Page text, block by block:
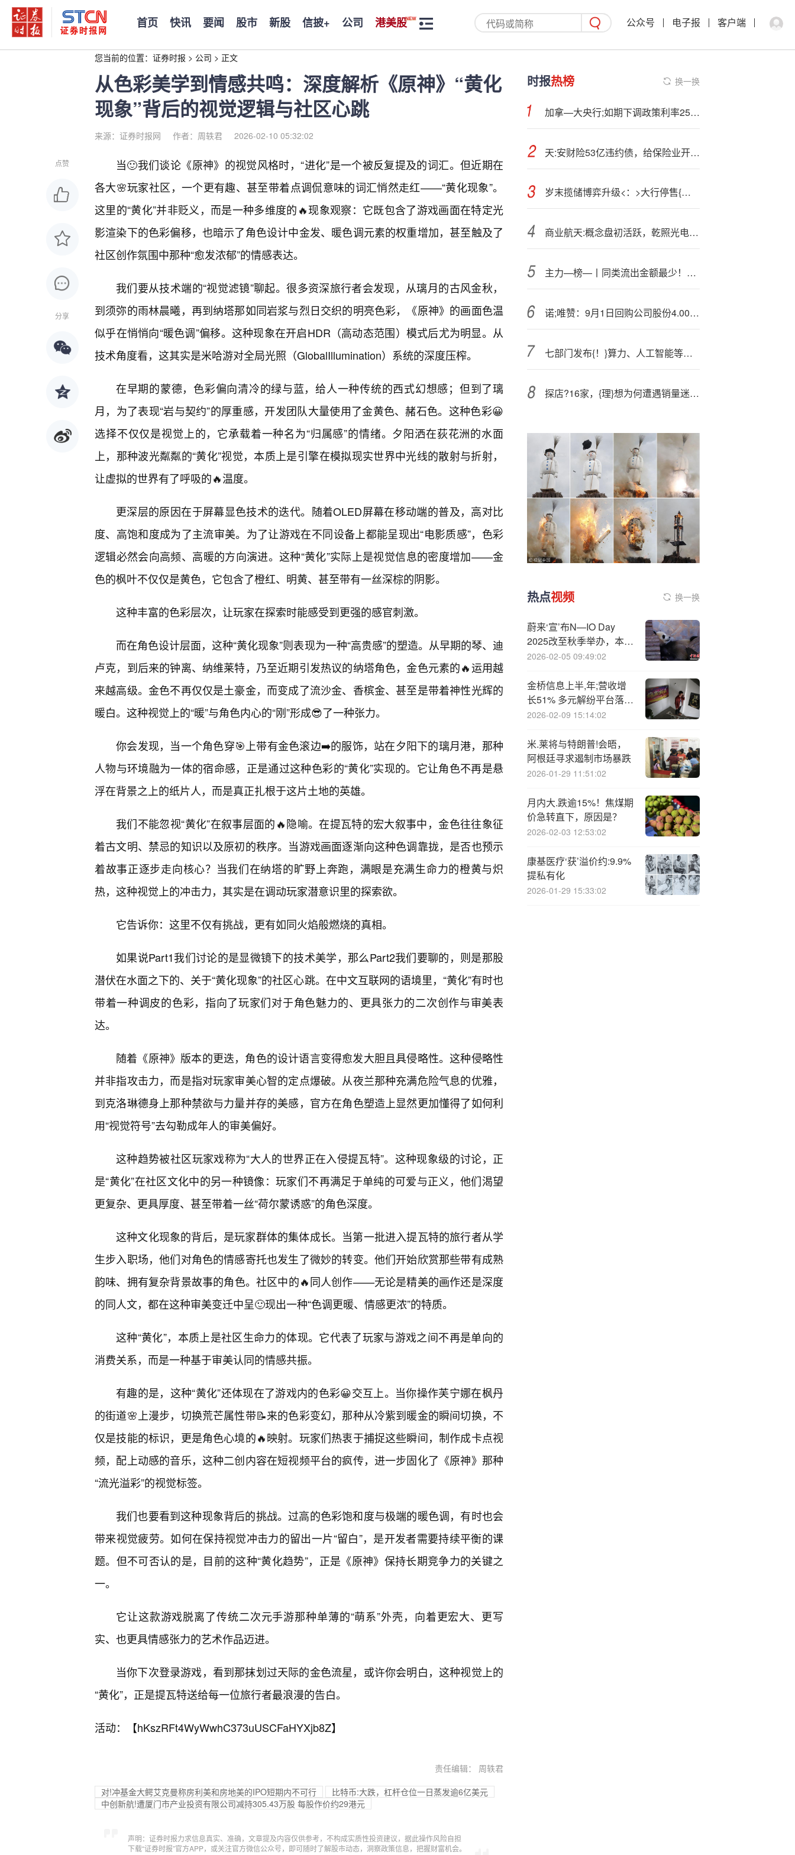
首页 快讯 要闻 股市 新股 信披+ 公司 港美股 公众号 电子报 客户端
您当前的位置： 证券时报 > 公司 > 正文
从色彩美学到情感共鸣：深度解析《原神》“黄化
现象”背后的视觉逻辑与社区心跳
来源：证券时报网 作者：周轶君 2026-02-10 05:32:02
点赞
分享
当🙂我们谈论《原神》的视觉风格时，“进化”是一个被反复提及的词汇。但近期在
各大🌸玩家社区，一个更有趣、甚至带着点调侃意味的词汇悄然走红——“黄化现象”。
这里的“黄化”并非贬义，而是一种多维度的🔥现象观察：它既包含了游戏画面在特定光
影渲染下的色彩偏移，也暗示了角色设计中金发、暖色调元素的权重增加，甚至触及了
社区创作氛围中那种“愈发浓郁”的情感表达。
我们要从技术端的“视觉滤镜”聊起。很多资深旅行者会发现，从璃月的古风金秋，
到须弥的雨林晨曦，再到纳塔那如同岩浆与烈日交织的明亮色彩，《原神》的画面色温
似乎在悄悄向“暖色调”偏移。这种现象在开启HDR（高动态范围）模式后尤为明显。从
技术角度看，这其实是米哈游对全局光照（GlobalIllumination）系统的深度压榨。
在早期的蒙德，色彩偏向清冷的绿与蓝，给人一种传统的西式幻想感；但到了璃
月，为了表现“岩与契约”的厚重感，开发团队大量使用了金黄色、赭石色。这种色彩😀
选择不仅仅是视觉上的，它承载着一种名为“归属感”的情绪。夕阳洒在荻花洲的水面
上，那种波光粼粼的“黄化”视觉，本质上是引擎在模拟现实世界中光线的散射与折射，
让虚拟的世界有了呼吸的🔥温度。
更深层的原因在于屏幕显色技术的迭代。随着OLED屏幕在移动端的普及，高对比
度、高饱和度成为了主流审美。为了让游戏在不同设备上都能呈现出“电影质感”，色彩
逻辑必然会向高频、高暖的方向演进。这种“黄化”实际上是视觉信息的密度增加——金
色的枫叶不仅仅是黄色，它包含了橙红、明黄、甚至带有一丝深棕的阴影。
这种丰富的色彩层次，让玩家在探索时能感受到更强的感官刺激。
而在角色设计层面，这种“黄化现象”则表现为一种“高贵感”的塑造。从早期的琴、迪
卢克，到后来的钟离、纳维莱特，乃至近期引发热议的纳塔角色，金色元素的🔥运用越
来越高级。金色不再仅仅是土豪金，而变成了流沙金、香槟金、甚至是带着神性光辉的
暖白。这种视觉上的“暖”与角色内心的“刚”形成😎了一种张力。
你会发现，当一个角色穿🎯上带有金色滚边➡️的服饰，站在夕阳下的璃月港，那种
人物与环境融为一体的宿命感，正是通过这种色彩的“黄化”实现的。它让角色不再是悬
浮在背景之上的纸片人，而是真正扎根于这片土地的英雄。
我们不能忽视“黄化”在叙事层面的🔥隐喻。在提瓦特的宏大叙事中，金色往往象征
着古文明、禁忌的知识以及原初的秩序。当游戏画面逐渐向这种色调靠拢，是否也预示
着故事正逐步走向核心？当我们在纳塔的旷野上奔跑，满眼是充满生命力的橙黄与炽
热，这种视觉上的冲击力，其实是在调动玩家潜意识里的探索欲。
它告诉你：这里不仅有挑战，更有如同火焰般燃烧的真相。
如果说Part1我们讨论的是显微镜下的技术美学，那么Part2我们要聊的，则是那股
潜伏在水面之下的、关于“黄化现象”的社区心跳。在中文互联网的语境里，“黄化”有时也
带着一种调皮的色彩，指向了玩家们对于角色魅力的、更具张力的二次创作与审美表
达。
随着《原神》版本的更迭，角色的设计语言变得愈发大胆且具侵略性。这种侵略性
并非指攻击力，而是指对玩家审美心智的定点爆破。从夜兰那种充满危险气息的优雅，
到克洛琳德身上那种禁欲与力量并存的美感，官方在角色塑造上显然更加懂得了如何利
用“视觉符号”去勾勒成年人的审美偏好。
这种趋势被社区玩家戏称为“大人的世界正在入侵提瓦特”。这种现象级的讨论，正
是“黄化”在社区文化中的另一种镜像：玩家们不再满足于单纯的可爱与正义，他们渴望
更复杂、更具厚度、甚至带着一丝“荷尔蒙诱惑”的角色深度。
这种文化现象的背后，是玩家群体的集体成长。当第一批进入提瓦特的旅行者从学
生步入职场，他们对角色的情感寄托也发生了微妙的转变。他们开始欣赏那些带有成熟
韵味、拥有复杂背景故事的角色。社区中的🔥同人创作——无论是精美的画作还是深度
的同人文，都在这种审美变迁中呈🙂现出一种“色调更暖、情感更浓”的特质。
这种“黄化”，本质上是社区生命力的体现。它代表了玩家与游戏之间不再是单向的
消费关系，而是一种基于审美认同的情感共振。
有趣的是，这种“黄化”还体现在了游戏内的色彩😀交互上。当你操作芙宁娜在枫丹
的街道🌸上漫步，切换荒芒属性带📝来的色彩变幻，那种从冷紫到暖金的瞬间切换，不
仅是技能的标识，更是角色心境的🔥映射。玩家们热衷于捕捉这些瞬间，制作成卡点视
频，配上动感的音乐，这种二创内容在短视频平台的疯传，进一步固化了《原神》那种
“流光溢彩”的视觉标签。
我们也要看到这种现象背后的挑战。过高的色彩饱和度与极端的暖色调，有时也会
带来视觉疲劳。如何在保持视觉冲击力的留出一片“留白”，是开发者需要持续平衡的课
题。但不可否认的是，目前的这种“黄化趋势”，正是《原神》保持长期竞争力的关键之
一。
它让这款游戏脱离了传统二次元手游那种单薄的“萌系”外壳，向着更宏大、更写
实、也更具情感张力的艺术作品迈进。
当你下次登录游戏，看到那抹划过天际的金色流星，或许你会明白，这种视觉上的
“黄化”，正是提瓦特送给每一位旅行者最浪漫的告白。
活动：【hKszRFt4WyWwhC373uUSCFaHYXjb8Z】
责任编辑： 周轶君
对!冲基金大鳄艾克曼称房利美和房地美的IPO短期内不可行
比特币:大跌，杠杆仓位一日蒸发逾6亿美元
中创新航!遭厦门市产业投资有限公司减持305.43万股 每股作价约29港元
声明：证券时报力求信息真实、准确，文章提及内容仅供参考，不构成实质性投资建议，据此操作风险自担
下载“证券时报”官方APP，或关注官方微信公众号，即可随时了解股市动态，洞察政策信息，把握财富机会。
时报热榜 换一换
加拿—大央行;如期下调政策利率25基点 暗示“降息到这里差不多够了”
天:安财险53亿违约债，给保险业开了一个什么头？
岁末揽储博弈升级<：>大行停售{长}期存单，中小行逆势加息
商业航天:概念盘初活跃，乾照光电“20cm”涨停
主力—榜—丨同类流出金额最少！金融科技ETF易方达（159299）流出1069.5万元
诺;唯赞：9月1日回购公司股份4.00万股
七部门发布{！}算力、人工智能等，迎利好
探店?16家，{理}想为何遭遇销量迷局？
热点视频 换一换
蔚来‘宣’布N—IO Day
2025改至秋季举办，本届
暂停城市申办机制
2026-02-05 09:49:02
金桥信息上半,年;营收增
长51% 多元解纷平台落地
若干家法院开展业务
2026-02-09 15:14:02
米.莱将与特朗普!会晤，
阿根廷寻求遏制市场暴跌
2026-01-29 11:51:02
月内大.跌逾15%！焦煤期
价急转直下，原因是？
2026-02-03 12:53:02
康基医疗‘获’溢价约:9.9%
提私有化
2026-01-29 15:33:02